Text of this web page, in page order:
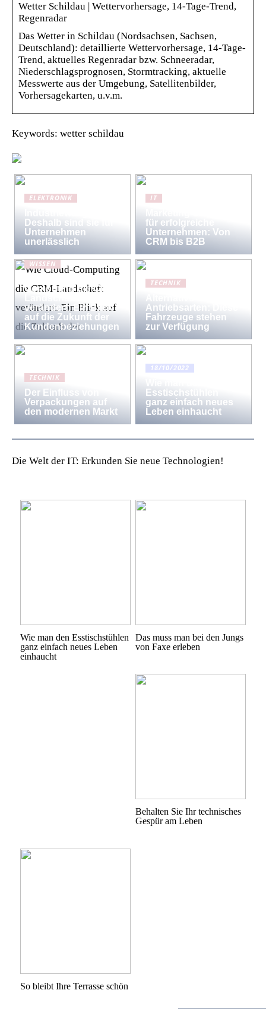
Wetter Schildau | Wettervorhersage, 14-Tage-Trend,
Regenradar
Das Wetter in Schildau (Nordsachsen, Sachsen,
Deutschland): detaillierte Wettervorhersage, 14-Tage-
Trend, aktuelles Regenradar bzw. Schneeradar,
Niederschlagsprognosen, Stormtracking, aktuelle
Messwerte aus der Umgebung, Satellitenbilder,
Vorhersagekarten, u.v.m.
Keywords: wetter schildau
ELEKTRONIK
Deshalb sind sie für
Unternehmen
unerlässlich
IT
für erfolgreiche
Unternehmen: Von
CRM bis B2B
WISSEN
Computing die CRM-
verändert: Ein Blick
auf die Zukunft der
Kundenbeziehungen
TECHNIK
Antriebsarten: Diese
Fahrzeuge stehen
zur Verfügung
TECHNIK
Der Einfluss von
Verpackungen auf
den modernen Markt
18/10/2022
Esstischstühlen
ganz einfach neues
Leben einhaucht
Die Welt der IT: Erkunden Sie neue Technologien!
Wie man den Esstischstühlen
ganz einfach neues Leben
einhaucht
Das muss man bei den Jungs
von Faxe erleben
Behalten Sie Ihr technisches
Gespür am Leben
So bleibt Ihre Terrasse schön